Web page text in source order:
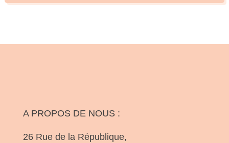
A PROPOS DE NOUS :
26 Rue de la République,